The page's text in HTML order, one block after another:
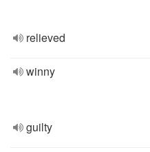
relieved
winny
guilty